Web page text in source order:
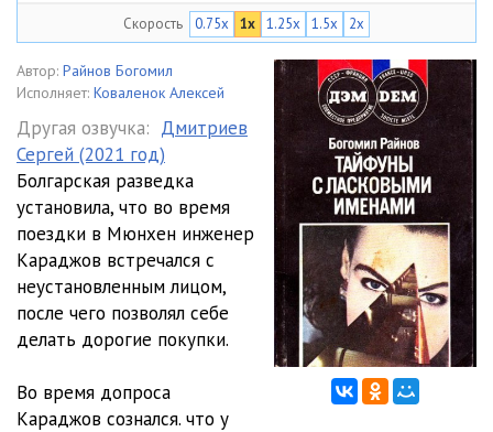
5_Recorded Audio 2014--08 02-26-18
6_Recorded Audio 2014--09 08-10-56 57:20
7_Recorded Audio 2014--10 01-29-00 57:33
8_Recorded Audio 2014--11 03-15-58
9_Recorded Audio 2014--11 05-54-00 51:50
10_Recorded Audio 2014--11 07-11-07 56:03
11_Recorded Audio 2014--11 08-43-38 56:37
Скорость 0.75x 1x 1.25x 1.5x 2x
Автор: Райнов Богомил
Исполняет: Коваленок Алексей
Другая озвучка: Дмитриев
Сергей (2021 год)
Болгарская разведка
установила, что во время
поездки в Мюнхен инженер
Караджов встречался с
неустановленным лицом,
после чего позволял себе
делать дорогие покупки.
Во время допроса
Караджов сознался. что у